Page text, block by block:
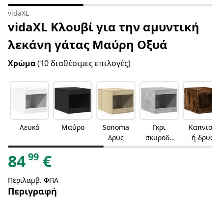
vidaXL
vidaXL Κλουβί για την αμυντική
λεκάνη γάτας Μαύρη Οξυά
Χρώμα(10 διαθέσιμες επιλογές)
Λευκό Μαύρο
Sonoma
Δρυς
Γκρι
σκυροδέ
ματος
Καπνιστ
ή δρυς
8499 €
Περιλαμβ. ΦΠΑ
Περιγραφή